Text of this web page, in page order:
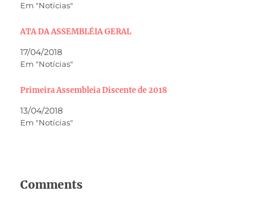
Em "Notícias"
ATA DA ASSEMBLÉIA GERAL
17/04/2018
Em "Notícias"
Primeira Assembleia Discente de 2018
13/04/2018
Em "Notícias"
Comments